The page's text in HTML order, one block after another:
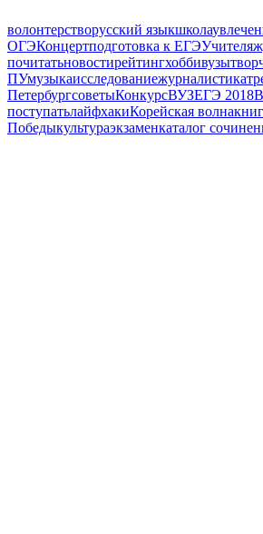
волонтерстворусский языкшкола
ОГЭКонцертподготовка к ЕГЭУчителя
почитатьновостирейтингхоббивузы
ПУмузыкаисследованиежурналистика
ПетербургсоветыКонкурсВУЗЕГЭ 2018
поступатьлайфхакиКорейская волна
Победыкультураэкзаменкаталог